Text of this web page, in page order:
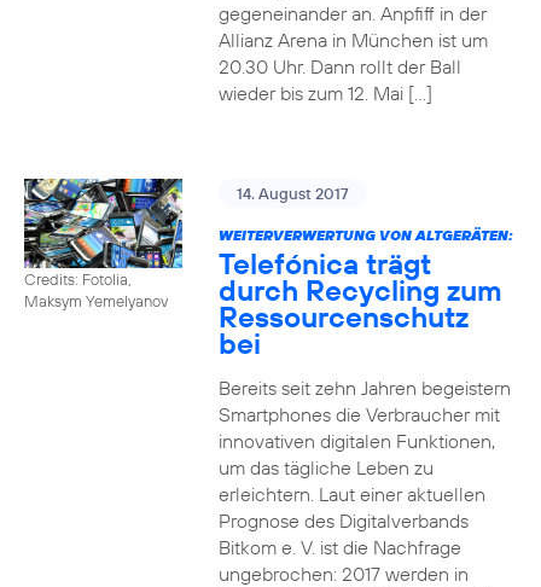
gegeneinander an. Anpfiff in der
Allianz Arena in München ist um
20.30 Uhr. Dann rollt der Ball
wieder bis zum 12. Mai […]
Credits: Fotolia,
Maksym Yemelyanov
14. August 2017
WEITERVERWERTUNG VON ALTGERÄTEN:
Telefónica trägt
durch Recycling zum
Ressourcenschutz
bei
Bereits seit zehn Jahren begeistern
Smartphones die Verbraucher mit
innovativen digitalen Funktionen,
um das tägliche Leben zu
erleichtern. Laut einer aktuellen
Prognose des Digitalverbands
Bitkom e. V. ist die Nachfrage
ungebrochen: 2017 werden in